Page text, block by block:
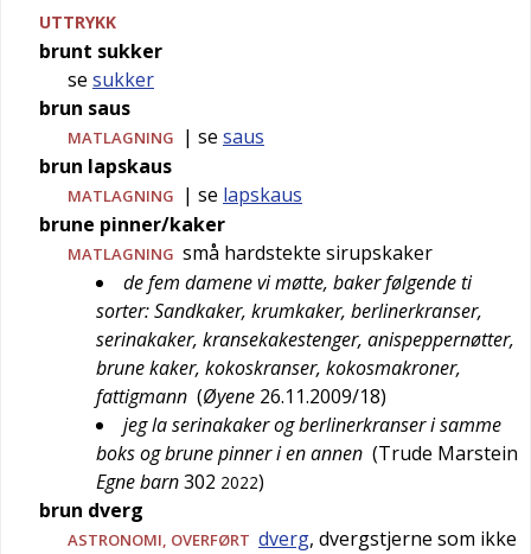
UTTRYKK
brunt sukker
se sukker
brun saus
MATLAGNING | se saus
brun lapskaus
MATLAGNING | se lapskaus
brune pinner/kaker
MATLAGNING små hardstekte sirupskaker
de fem damene vi møtte, baker følgende ti
sorter: Sandkaker, krumkaker, berlinerkranser,
serinakaker, kransekakestenger, anispeppernøtter,
brune kaker, kokoskranser, kokosmakroner,
fattigmann (Øyene 26.11.2009/18)
jeg la serinakaker og berlinerkranser i samme
boks og brune pinner i en annen (Trude Marstein
Egne barn302 2022)
brun dverg
ASTRONOMI, OVERFØRT dverg, dvergstjerne som ikke